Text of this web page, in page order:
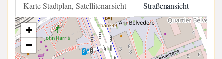
Karte Stadtplan, Satellitenansicht Straßenansicht
+
−